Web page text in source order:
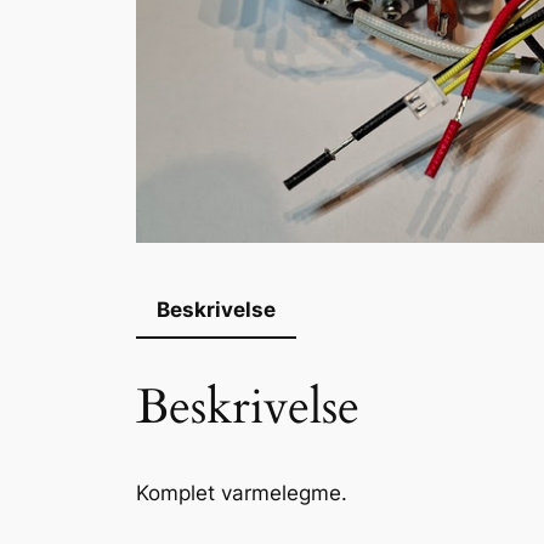
Beskrivelse
Beskrivelse
Komplet varmelegme.